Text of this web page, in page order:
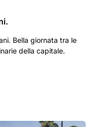
Bella giornata tra le
della capitale.